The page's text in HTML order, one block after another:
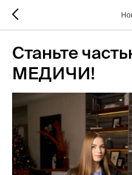
Станьте
МЕДИЧИ!